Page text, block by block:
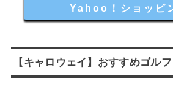
Yahoo！ショッピ
【キャロウェイ】おすすめゴル